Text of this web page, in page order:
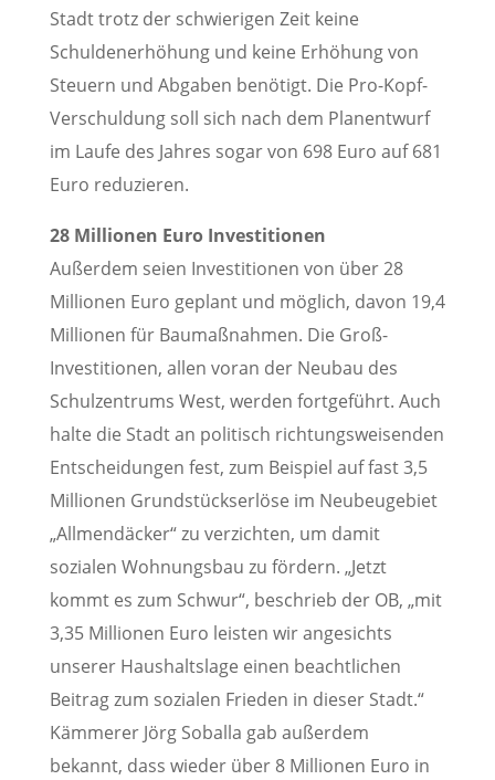
Stadt trotz der schwierigen Zeit keine
Schuldenerhöhung und keine Erhöhung von
Steuern und Abgaben benötigt. Die Pro-Kopf-
Verschuldung soll sich nach dem Planentwurf
im Laufe des Jahres sogar von 698 Euro auf 681
Euro reduzieren.
28 Millionen Euro Investitionen
Außerdem seien Investitionen von über 28
Millionen Euro geplant und möglich, davon 19,4
Millionen für Baumaßnahmen. Die Groß-
Investitionen, allen voran der Neubau des
Schulzentrums West, werden fortgeführt. Auch
halte die Stadt an politisch richtungsweisenden
Entscheidungen fest, zum Beispiel auf fast 3,5
Millionen Grundstückserlöse im Neubeugebiet
„Allmendäcker“ zu verzichten, um damit
sozialen Wohnungsbau zu fördern. „Jetzt
kommt es zum Schwur“, beschrieb der OB, „mit
3,35 Millionen Euro leisten wir angesichts
unserer Haushaltslage einen beachtlichen
Beitrag zum sozialen Frieden in dieser Stadt.“
Kämmerer Jörg Soballa gab außerdem
bekannt, dass wieder über 8 Millionen Euro in